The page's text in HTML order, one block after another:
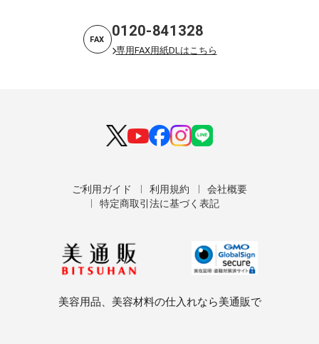
FAX 0120-841328
専用FAX用紙DLはこちら
ご利用ガイド 利用規約
会社概要
特定商取引法に基づく表記
美容用品、美容材料の仕入れなら美通販で